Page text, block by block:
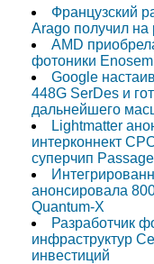
Французский
Arago получил на
AMD
фотоники
Google
448G SerDes и
дальнейшего
Lightmatter
интерконнект
суперчип
анонсировала
Quantum-X
Разработчик
инфраструктур
инвестиций